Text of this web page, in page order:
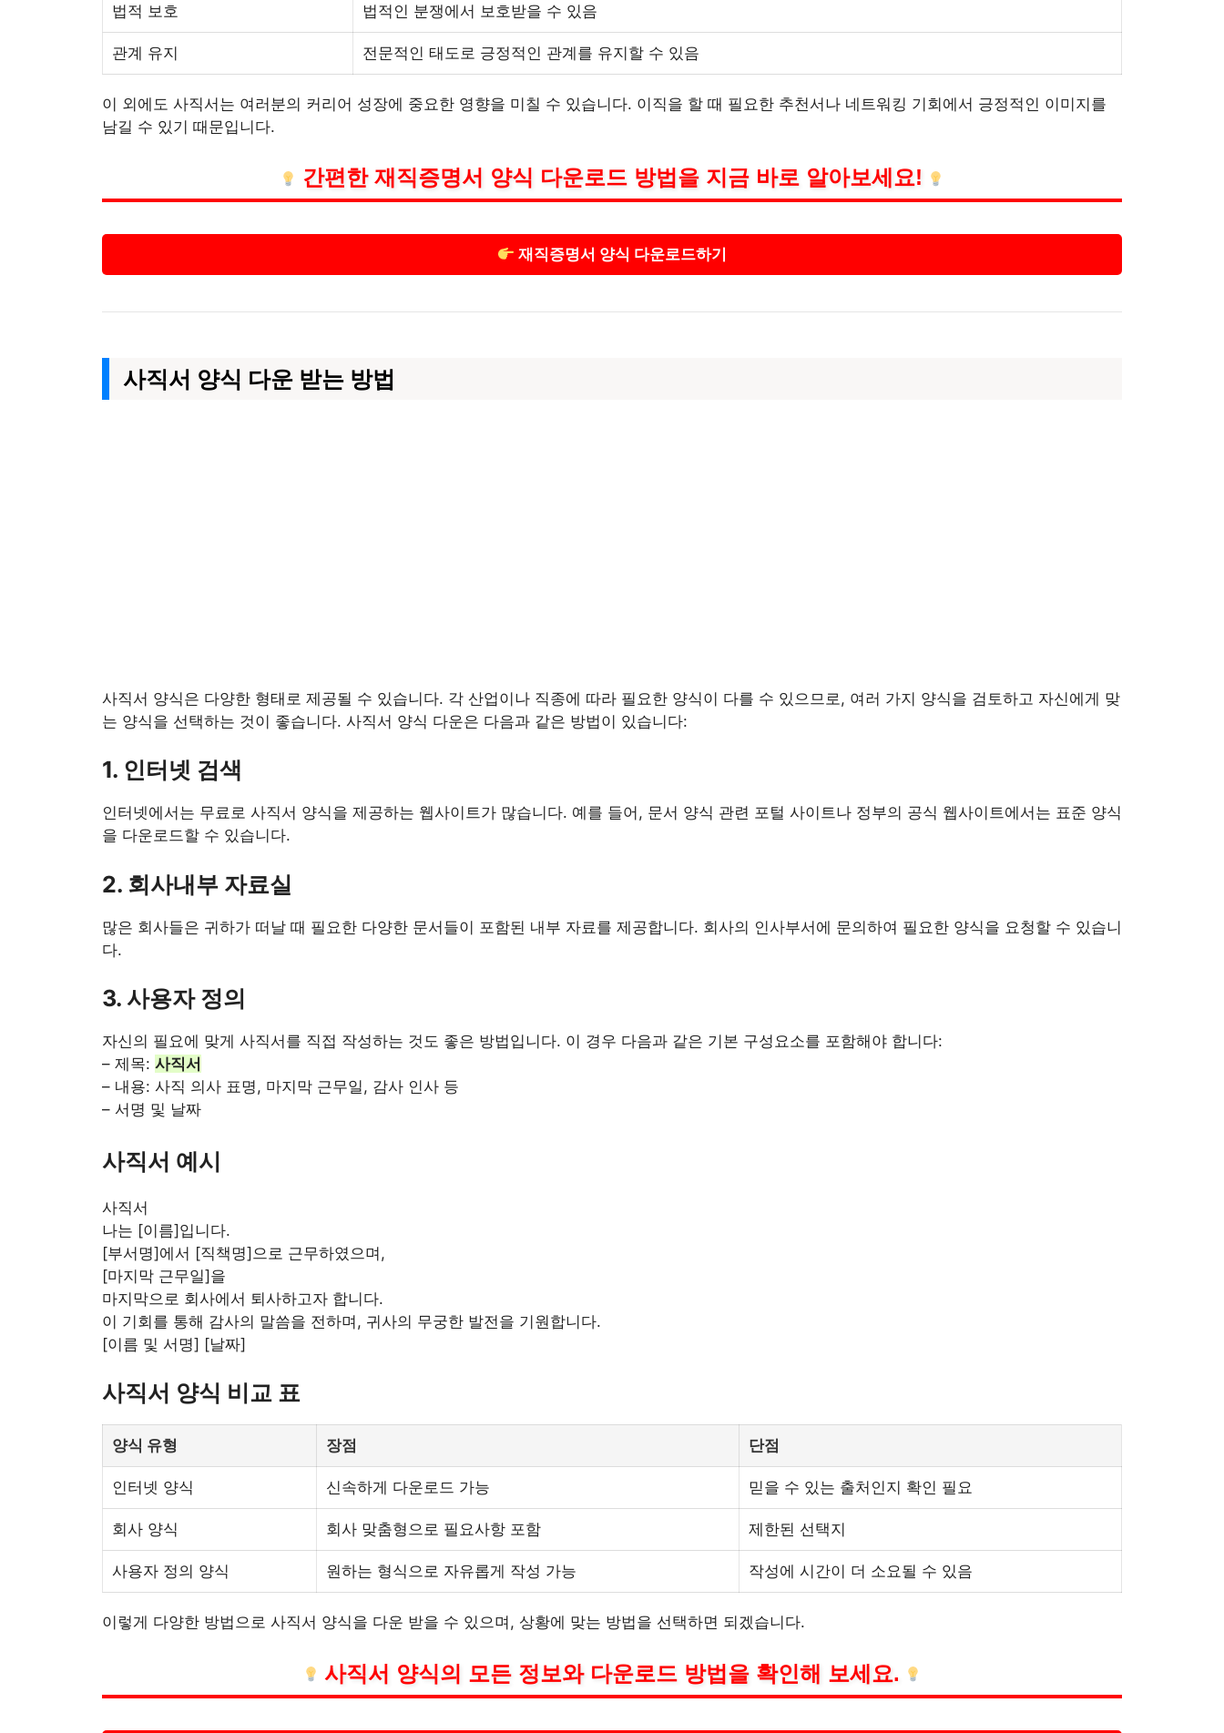
법적 보호 법적인 분쟁에서 보호받을 수 있음
관계 유지 전문적인 태도로 긍정적인 관계를 유지할 수 있음
이 외에도 사직서는 여러분의 커리어 성장에 중요한 영향을 미칠 수 있습니다. 이직을 할 때 필요한 추천서나 네트워킹 기회에서 긍정적인 이미지를
남길 수 있기 때문입니다.
간편한 재직증명서 양식 다운로드 방법을 지금 바로 알아보세요!
재직증명서 양식 다운로드하기
사직서 양식 다운 받는 방법
사직서 양식은 다양한 형태로 제공될 수 있습니다. 각 산업이나 직종에 따라 필요한 양식이 다를 수 있으므로, 여러 가지 양식을 검토하고 자신에게 맞
는 양식을 선택하는 것이 좋습니다. 사직서 양식 다운은 다음과 같은 방법이 있습니다:
1. 인터넷 검색
인터넷에서는 무료로 사직서 양식을 제공하는 웹사이트가 많습니다. 예를 들어, 문서 양식 관련 포털 사이트나 정부의 공식 웹사이트에서는 표준 양식
을 다운로드할 수 있습니다.
2. 회사내부 자료실
많은 회사들은 귀하가 떠날 때 필요한 다양한 문서들이 포함된 내부 자료를 제공합니다. 회사의 인사부서에 문의하여 필요한 양식을 요청할 수 있습니
다.
3. 사용자 정의
자신의 필요에 맞게 사직서를 직접 작성하는 것도 좋은 방법입니다. 이 경우 다음과 같은 기본 구성요소를 포함해야 합니다:
– 제목: 사직서
– 내용: 사직 의사 표명, 마지막 근무일, 감사 인사 등
– 서명 및 날짜
사직서 예시
사직서
나는 [이름]입니다.
[부서명]에서 [직책명]으로 근무하였으며,
[마지막 근무일]을
마지막으로 회사에서 퇴사하고자 합니다.
이 기회를 통해 감사의 말씀을 전하며, 귀사의 무궁한 발전을 기원합니다.
[이름 및 서명] [날짜]
사직서 양식 비교 표
양식 유형 장점 단점
인터넷 양식 신속하게 다운로드 가능 믿을 수 있는 출처인지 확인 필요
회사 양식 회사 맞춤형으로 필요사항 포함 제한된 선택지
사용자 정의 양식 원하는 형식으로 자유롭게 작성 가능 작성에 시간이 더 소요될 수 있음
이렇게 다양한 방법으로 사직서 양식을 다운 받을 수 있으며, 상황에 맞는 방법을 선택하면 되겠습니다.
사직서 양식의 모든 정보와 다운로드 방법을 확인해 보세요.